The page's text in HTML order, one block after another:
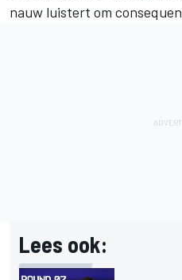
nauw luistert om
Lees ook: